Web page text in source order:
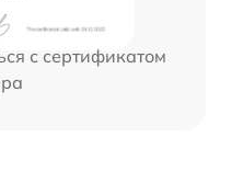
с сертификатом